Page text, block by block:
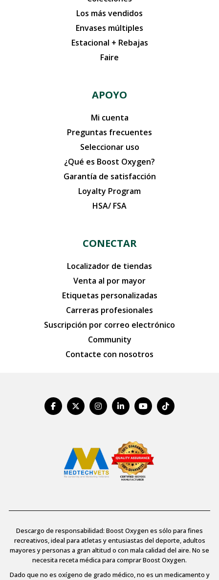
Los más vendidos
Envases múltiples
Estacional + Rebajas
Faire
APOYO
Mi cuenta
Preguntas frecuentes
Seleccionar uso
¿Qué es Boost Oxygen?
Garantía de satisfacción
Loyalty Program
HSA/ FSA
CONECTAR
Localizador de tiendas
Venta al por mayor
Etiquetas personalizadas
Carreras profesionales
Suscripción por correo electrónico
Community
Contacte con nosotros
Descargo de responsabilidad: Boost Oxygen es sólo para fines
recreativos, ideal para atletas y entusiastas del deporte, adultos
mayores y personas a gran altitud o con mala calidad del aire. No se
necesita receta médica para comprar Boost Oxygen.
Dado que no es oxígeno de grado médico, no es un medicamento y